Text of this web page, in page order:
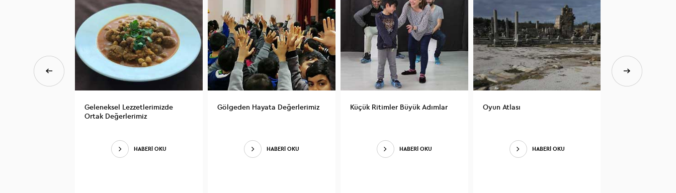
Geleneksel Lezzetlerimizde
Ortak Değerlerimiz
HABERİ OKU
Gölgeden Hayata Değerlerimiz
HABERİ OKU
Küçük Ritimler Büyük Adımlar
HABERİ OKU
Oyun Atlası
HABERİ OKU